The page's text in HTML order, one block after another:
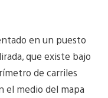
en un puesto
que existe bajo
de carriles
el medio del mapa